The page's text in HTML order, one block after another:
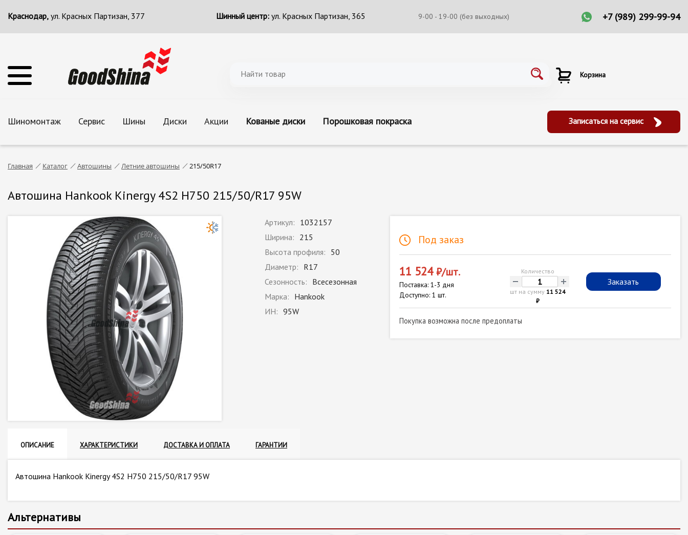
Краснодар, ул. Красных Партизан, 377 Шинный центр:ул. Красных Партизан, 365 9-00 - 19-00 (без выходных) +7 (989) 299-99-94
Корзина
Шиномонтаж Сервис Шины Диски Акции Кованые диски Порошковая покраска Записаться на сервис
Главная Каталог Автошины Летние автошины 215/50R17
Автошина Hankook Kinergy 4S2 H750 215/50/R17 95W
Артикул: 1032157
Ширина: 215
Высота профиля: 50
Диаметр: R17
Сезонность: Всесезонная
Марка: Hankook
ИН: 95W
Под заказ
11 524₽/шт.
Поставка: 1-3 дня
Доступно: 1 шт.
Количество
- +
шт на сумму 11 524
₽
Заказать
Покупка возможна после предоплаты
ОПИСАНИЕ ХАРАКТЕРИСТИКИ ДОСТАВКА И ОПЛАТА ГАРАНТИИ
Автошина Hankook Kinergy 4S2 H750 215/50/R17 95W
Альтернативы